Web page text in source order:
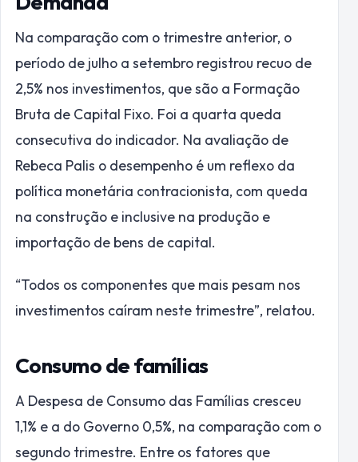
Na comparação com o trimestre anterior, o
período de julho a setembro registrou recuo de
2,5% nos investimentos, que são a Formação
Bruta de Capital Fixo. Foi a quarta queda
consecutiva do indicador. Na avaliação de
Rebeca Palis o desempenho é um reflexo da
política monetária contracionista, com queda
na construção e inclusive na produção e
importação de bens de capital.
“Todos os componentes que mais pesam nos
investimentos caíram neste trimestre”, relatou.
Consumo de famílias
A Despesa de Consumo das Famílias cresceu
1,1% e a do Governo 0,5%, na comparação com o
segundo trimestre. Entre os fatores que